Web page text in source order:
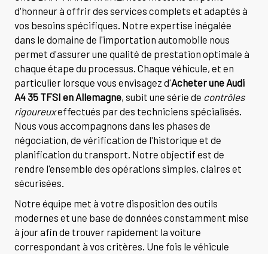
d'honneur à offrir des services complets et adaptés à
vos besoins spécifiques. Notre expertise inégalée
dans le domaine de l'importation automobile nous
permet d'assurer une qualité de prestation optimale à
chaque étape du processus. Chaque véhicule, et en
particulier lorsque vous envisagez d'Acheter une Audi
A4 35 TFSI en Allemagne, subit une série de contrôles
rigoureuxeffectués par des techniciens spécialisés.
Nous vous accompagnons dans les phases de
négociation, de vérification de l'historique et de
planification du transport. Notre objectif est de
rendre l'ensemble des opérations simples, claires et
sécurisées.
Notre équipe met à votre disposition des outils
modernes et une base de données constamment mise
à jour afin de trouver rapidement la voiture
correspondant à vos critères. Une fois le véhicule